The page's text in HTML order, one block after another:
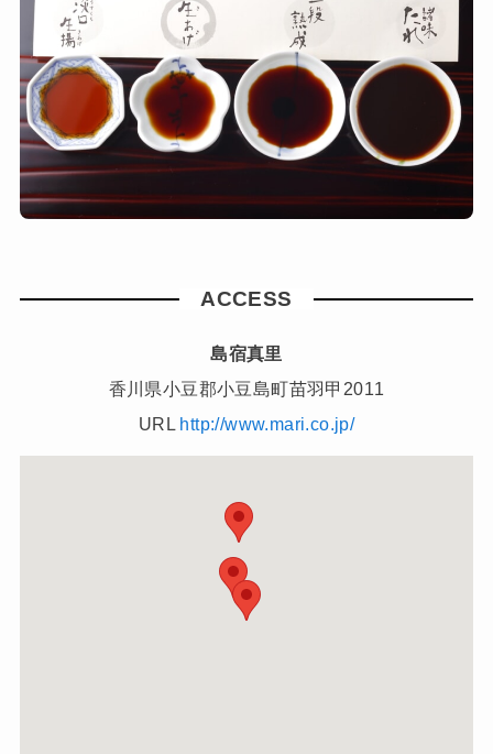
ACCESS
島宿真里
香川県小豆郡小豆島町苗羽甲2011
URL http://www.mari.co.jp/